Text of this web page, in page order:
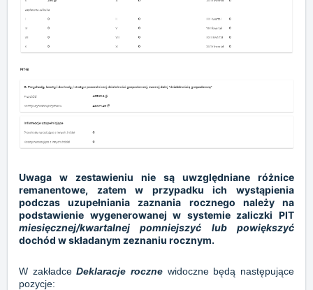
Uwaga w zestawieniu nie są uwzględniane różnice
remanentowe, zatem w przypadku ich wystąpienia
podczas uzupełniania zaznania rocznego należy na
podstawienie wygenerowanej w systemie zaliczki PIT
miesięcznej/kwartalnej
pomniejszyć lub powiększyć
dochód w składanym zeznaniu rocznym.
W zakładce Deklaracje roczne widoczne będą następujące
pozycje: